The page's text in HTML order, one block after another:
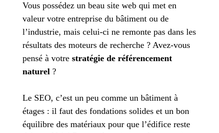
Vous possédez un beau site web qui met en
valeur votre entreprise du bâtiment ou de
l’industrie, mais celui-ci ne remonte pas dans les
résultats des moteurs de recherche ? Avez-vous
pensé à votre stratégie de référencement
naturel?
Le SEO, c’est un peu comme un bâtiment à
étages : il faut des fondations solides et un bon
équilibre des matériaux pour que l’édifice reste